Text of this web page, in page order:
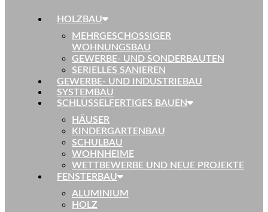
HOLZBAU
MEHRGESCHOSSIGER
WOHNUNGSBAU
GEWERBE- UND SONDERBAUTEN
SERIELLES SANIEREN
GEWERBE- UND INDUSTRIEBAU
SYSTEMBAU
SCHLÜSSELFERTIGES BAUEN
HÄUSER
KINDERGARTENBAU
SCHULBAU
WOHNHEIME
WETTBEWERBE UND NEUE PROJEKTE
FENSTERBAU
ALUMINIUM
HOLZ